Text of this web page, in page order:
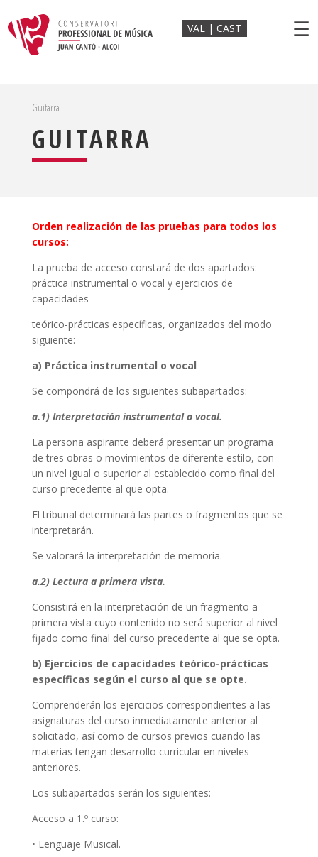
VAL CAST ☰
Guitarra
GUITARRA
Orden realización de las pruebas para todos los
cursos:
La prueba de acceso constará de dos apartados:
práctica instrumental o vocal y ejercicios de
capacidades
teórico-prácticas específicas, organizados del modo
siguiente:
a) Práctica instrumental o vocal
Se compondrá de los siguientes subapartados:
a.1) Interpretación instrumental o vocal.
La persona aspirante deberá presentar un programa
de tres obras o movimientos de diferente estilo, con
un nivel igual o superior al establecido como final del
curso precedente al que opta.
El tribunal determinará las partes o fragmentos que se
interpretarán.
Se valorará la interpretación de memoria.
a.2) Lectura a primera vista.
Consistirá en la interpretación de un fragmento a
primera vista cuyo contenido no será superior al nivel
fijado como final del curso precedente al que se opta.
b) Ejercicios de capacidades teórico-prácticas
específicas según el curso al que se opte.
Comprenderán los ejercicios correspondientes a las
asignaturas del curso inmediatamente anterior al
solicitado, así como de cursos previos cuando las
materias tengan desarrollo curricular en niveles
anteriores.
Los subapartados serán los siguientes:
Acceso a 1.º curso:
• Lenguaje Musical.